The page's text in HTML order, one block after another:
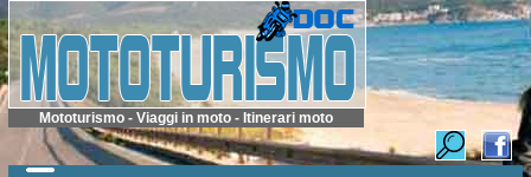
Mototurismo - Viaggi in moto - Itinerari moto